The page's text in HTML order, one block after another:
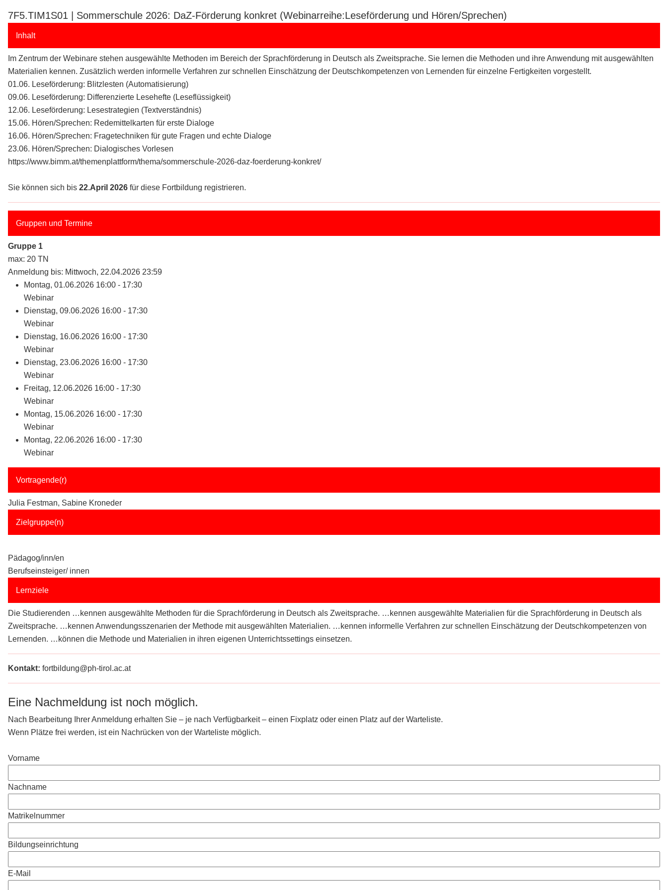
7F5.TIM1S01 | Sommerschule 2026: DaZ-Förderung konkret (Webinarreihe:Leseförderung und Hören/Sprechen)
Inhalt
Im Zentrum der Webinare stehen ausgewählte Methoden im Bereich der Sprachförderung in Deutsch als Zweitsprache. Sie lernen die Methoden und ihre Anwendung mit ausgewählten
Materialien kennen. Zusätzlich werden informelle Verfahren zur schnellen Einschätzung der Deutschkompetenzen von Lernenden für einzelne Fertigkeiten vorgestellt.
01.06. Leseförderung: Blitzlesten (Automatisierung)
09.06. Leseförderung: Differenzierte Lesehefte (Leseflüssigkeit)
12.06. Leseförderung: Lesestrategien (Textverständnis)
15.06. Hören/Sprechen: Redemittelkarten für erste Dialoge
16.06. Hören/Sprechen: Fragetechniken für gute Fragen und echte Dialoge
23.06. Hören/Sprechen: Dialogisches Vorlesen
https://www.bimm.at/themenplattform/thema/sommerschule-2026-daz-foerderung-konkret/
Sie können sich bis 22.April 2026 für diese Fortbildung registrieren.
Gruppen und Termine
Gruppe 1
max: 20 TN
Anmeldung bis: Mittwoch, 22.04.2026 23:59
Montag, 01.06.2026 16:00 - 17:30
Webinar
Dienstag, 09.06.2026 16:00 - 17:30
Webinar
Dienstag, 16.06.2026 16:00 - 17:30
Webinar
Dienstag, 23.06.2026 16:00 - 17:30
Webinar
Freitag, 12.06.2026 16:00 - 17:30
Webinar
Montag, 15.06.2026 16:00 - 17:30
Webinar
Montag, 22.06.2026 16:00 - 17:30
Webinar
Vortragende(r)
Julia Festman, Sabine Kroneder
Zielgruppe(n)
Pädagog/inn/en
Berufseinsteiger/ innen
Lernziele
Die Studierenden …kennen ausgewählte Methoden für die Sprachförderung in Deutsch als Zweitsprache. …kennen ausgewählte Materialien für die Sprachförderung in Deutsch als
Zweitsprache. …kennen Anwendungsszenarien der Methode mit ausgewählten Materialien. …kennen informelle Verfahren zur schnellen Einschätzung der Deutschkompetenzen von
Lernenden. …können die Methode und Materialien in ihren eigenen Unterrichtssettings einsetzen.
Kontakt: fortbildung@ph-tirol.ac.at
Eine Nachmeldung ist noch möglich.
Nach Bearbeitung Ihrer Anmeldung erhalten Sie – je nach Verfügbarkeit – einen Fixplatz oder einen Platz auf der Warteliste.
Wenn Plätze frei werden, ist ein Nachrücken von der Warteliste möglich.
Vorname
Nachname
Matrikelnummer
Bildungseinrichtung
E-Mail